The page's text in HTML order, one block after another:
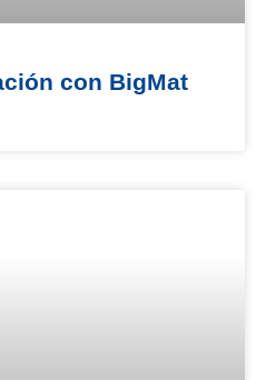
con BigMat